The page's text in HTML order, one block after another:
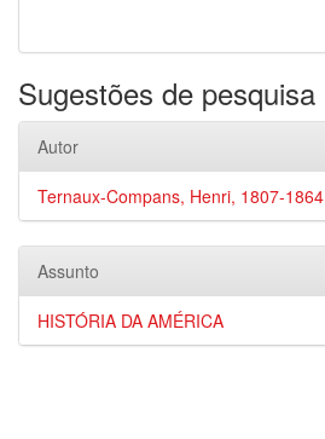
Sugestões de pesquisa
Autor
Ternaux-Compans, Henri, 1807-1864
Assunto
HISTÓRIA DA AMÉRICA